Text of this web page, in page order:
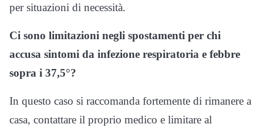
per situazioni di necessità.
Ci sono limitazioni negli spostamenti per chi
accusa sintomi da infezione respiratoria e febbre
sopra i 37,5°?
In questo caso si raccomanda fortemente di rimanere a
casa, contattare il proprio medico e limitare al